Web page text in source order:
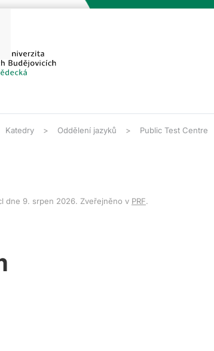
Katedry Oddělení jazyků Public Test Centre
dne 9. srpen 2026. Zveřejněno v PRF.